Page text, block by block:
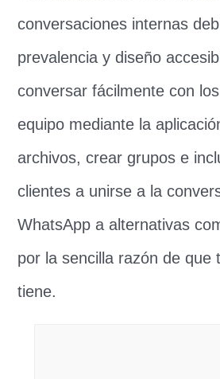
conversaciones internas
prevalencia y diseño
conversar fácilmente con
equipo mediante la
archivos, crear grupos e
clientes a unirse a la
WhatsApp a alternativas
por la sencilla razón de que
tiene.